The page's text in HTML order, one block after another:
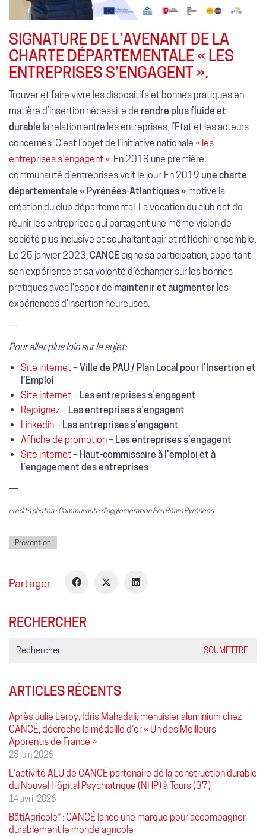
SIGNATURE DE L’AVENANT DE LA
CHARTE DÉPARTEMENTALE « LES
ENTREPRISES S’ENGAGENT ».
Trouver et faire vivre les dispositifs et bonnes pratiques en
matière d’insertion nécessite de rendre plus fluide et
durable la relation entre les entreprises, l’Etat et les acteurs
concernés. C’est l’objet de l’initiative nationale « les
entreprises s’engagent ». En 2018 une première
communauté d’entreprises voit le jour. En 2019 une charte
départementale « Pyrénées-Atlantiques » motive la
création du club départemental. La vocation du club est de
réunir les entreprises qui partagent une même vision de
société plus inclusive et souhaitant agir et réfléchir ensemble.
Le 25 janvier 2023,CANCÉ signe sa participation, apportant
son expérience et sa volonté d’échanger sur les bonnes
pratiques avec l’espoir de maintenir et augmenter les
expériences d’insertion heureuses.
—
Pour aller plus loin sur le sujet:
Site internet–Ville de PAU / Plan Local pour l’Insertion et
l’Emploi
Site internet– Les entreprises s’engagent
Rejoignez– Les entreprises s’engagent
Linkedin– Les entreprises s’engagent
Affiche de promotion– Les entreprises s’engagent
Site internet– Haut-commissaire à l’emploi et à
l’engagement des entreprises
—
crédits photos : Communauté d’agglomération Pau Béarn Pyrénées
Prévention
Partager:
RECHERCHER
Search
for:
ARTICLES RÉCENTS
Après Julie Leroy, Idris Mahadali, menuisier aluminium chez
CANCÉ, décroche la médaille d’or « Un des Meilleurs
Apprentis de France »
23 juin 2026
L’activité ALU de CANCÉ partenaire de la construction durable
du Nouvel Hôpital Psychiatrique (NHP) à Tours (37)
14 avril 2026
BâtiAgricole® : CANCÉ lance une marque pour accompagner
durablement le monde agricole